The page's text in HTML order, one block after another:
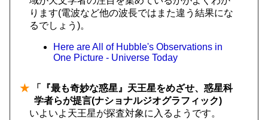
ります(電波など他の波長ではまた違う結果にな
るでしょう)。
Here are All of Hubble's Observations in
One Picture - Universe Today
★ 「『最も奇妙な惑星』天王星をめざせ、惑星科
学者らが提言(ナショナルジオグラフィック)
いよいよ天王星が探査対象に入るようです。